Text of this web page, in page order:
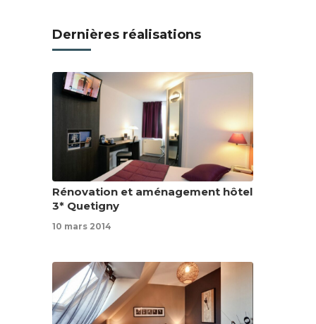
Dernières réalisations
Rénovation et aménagement hôtel
3* Quetigny
10 mars 2014